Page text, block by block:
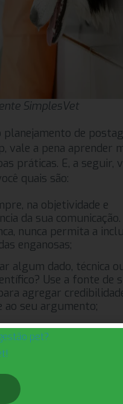
SimplesVet
planejamento de
vale a pena aprender
práticas. E, a seguir,
quais são:
na objetividade e
da sua comunicação.
nunca permita a
enganosas;
algum dado, técnica
Use a fonte de
agregar
ao seu argumento;
algum artigo ou
mercado? A fonte de
pode — e deve —
dos pets
pet?